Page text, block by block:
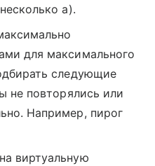
а).
для максимального
следующие
не повторялись или
Например, пирог
виртуальную